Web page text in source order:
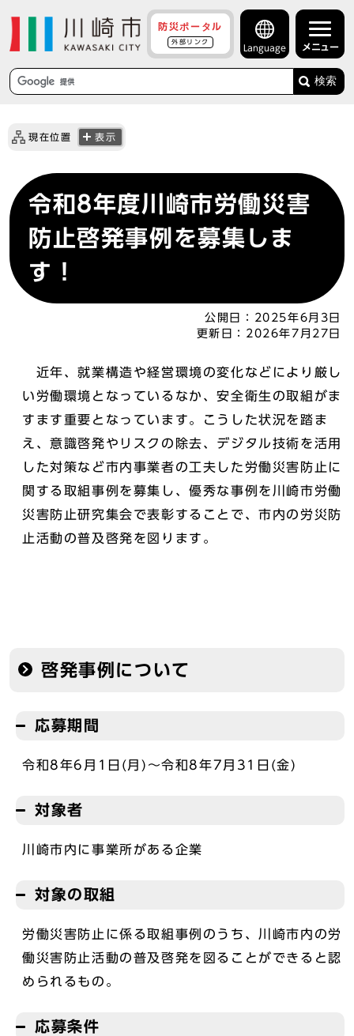
防災ポータル
外部リンク
Language メニュー
検索
現在位置 表示
令和8年度川崎市労働災害
防止啓発事例を募集しま
す！
公開日：
2025年6月3日
更新日： 2026年7月27日
近年、就業構造や経営環境の変化などにより厳し
い労働環境となっているなか、安全衛生の取組がま
すます重要となっています。こうした状況を踏ま
え、意識啓発やリスクの除去、デジタル技術を活用
した対策など市内事業者の工夫した労働災害防止に
関する取組事例を募集し、優秀な事例を川崎市労働
災害防止研究集会で表彰することで、市内の労災防
止活動の普及啓発を図ります。
啓発事例について
応募期間
令和8年6月1日(月)～令和8年7月31日(金)
対象者
川崎市内に事業所がある企業
対象の取組
労働災害防止に係る取組事例のうち、川崎市内の労
働災害防止活動の普及啓発を図ることができると認
められるもの。
応募条件